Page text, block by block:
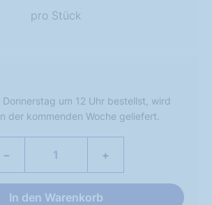
pro Stück
Donnerstag um 12 Uhr bestellst, wird
der kommenden Woche geliefert.
− +
In den Warenkorb